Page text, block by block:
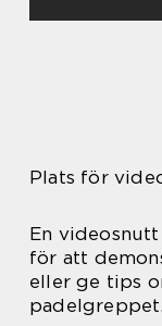
Plats för
En
för att
eller ge tips
padelgreppet.